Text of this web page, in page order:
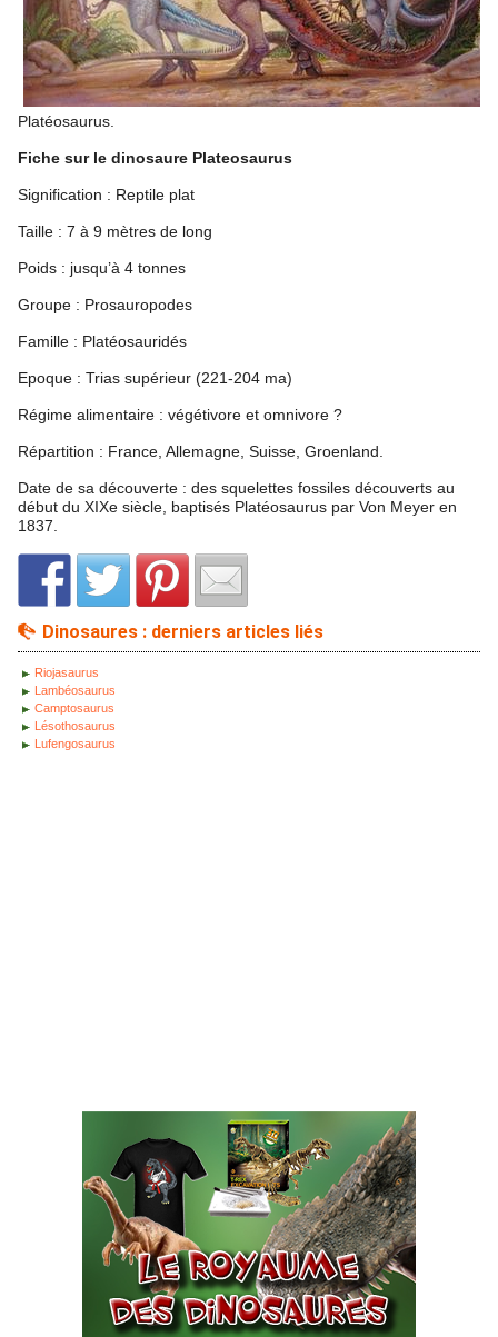
Platéosaurus.
Fiche sur le dinosaure Plateosaurus
Signification : Reptile plat
Taille : 7 à 9 mètres de long
Poids : jusqu’à 4 tonnes
Groupe : Prosauropodes
Famille : Platéosauridés
Epoque : Trias supérieur (221-204 ma)
Régime alimentaire : végétivore et omnivore ?
Répartition : France, Allemagne, Suisse, Groenland.
Date de sa découverte : des squelettes fossiles découverts au
début du XIXe siècle, baptisés Platéosaurus par Von Meyer en
1837.
Dinosaures : derniers articles liés
Riojasaurus
Lambéosaurus
Camptosaurus
Lésothosaurus
Lufengosaurus